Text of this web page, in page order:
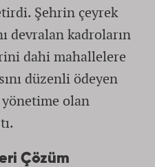
Şehrin çeyrek
devralan kadroların
dahi mahallelere
düzenli ödeyen
olan
Çözüm